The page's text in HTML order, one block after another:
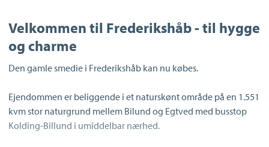
Velkommen til Frederikshåb - til hygge
og charme
Den gamle smedie i Frederikshåb kan nu købes.
Ejendommen er beliggende i et naturskønt område på en 1.551
kvm stor naturgrund mellem Bilund og Egtved med busstop
Kolding-Billund i umiddelbar nærhed.